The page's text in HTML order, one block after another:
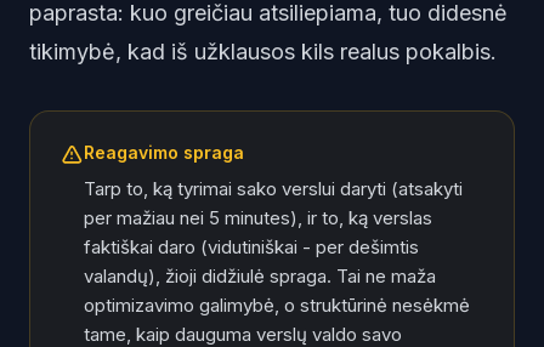
paprasta: kuo greičiau atsiliepiama, tuo didesnė
tikimybė, kad iš užklausos kils realus pokalbis.
Reagavimo spraga
Tarp to, ką tyrimai sako verslui daryti (atsakyti
per mažiau nei 5 minutes), ir to, ką verslas
faktiškai daro (vidutiniškai - per dešimtis
valandų), žioji didžiulė spraga. Tai ne maža
optimizavimo galimybė, o struktūrinė nesėkmė
tame, kaip dauguma verslų valdo savo